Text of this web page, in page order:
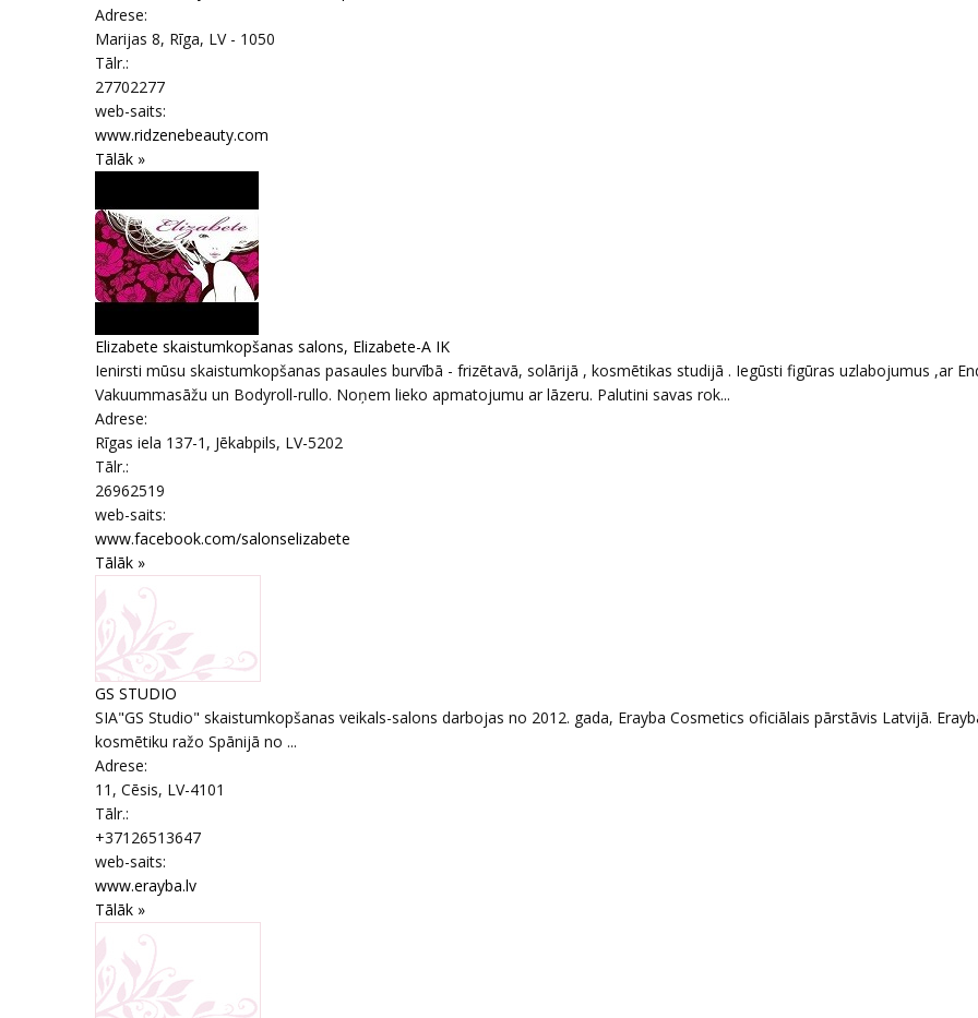
Adrese:
Marijas 8, Rīga, LV - 1050
Tālr.:
27702277
web-saits:
www.ridzenebeauty.com
Tālāk »
Elizabete skaistumkopšanas salons, Elizabete-A IK
Ienirsti mūsu skaistumkopšanas pasaules burvībā - frizētavā, solārijā , kosmētikas studijā . Iegūsti figūras uzlabojumus ,ar
Vakuummasāžu un Bodyroll-rullo. Noņem lieko apmatojumu ar lāzeru. Palutini savas rok...
Adrese:
Rīgas iela 137-1 , Jēkabpils, LV-5202
Tālr.:
26962519
web-saits:
www.facebook.com/salonselizabete
Tālāk »
GS STUDIO
SIA"GS Studio" skaistumkopšanas veikals-salons darbojas no 2012. gada, Erayba Cosmetics oficiālais pārstāvis Latvijā.
kosmētiku ražo Spānijā no ...
Adrese:
11 , Cēsis, LV-4101
Tālr.:
+37126513647
web-saits:
www.erayba.lv
Tālāk »